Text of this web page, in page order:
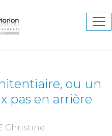
ou un
pas en arrière
Christine